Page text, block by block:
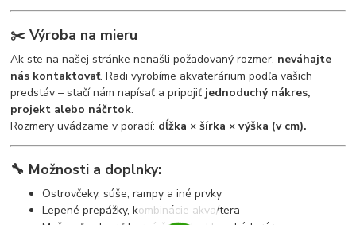
✂️Výroba na mieru
Ak ste na našej stránke nenašli požadovaný rozmer, neváhajte
nás kontaktovať. Radi vyrobíme akvaterárium podľa vašich
predstáv – stačí nám napísať a pripojiť jednoduchý nákres,
projekt alebo náčrtok.
Rozmery uvádzame v poradí: dĺžka × šírka × výška (v cm).
🔧 Možnosti a doplnky:
Ostrovčeky, súše, rampy a iné prvky
Lepené prepážky, kombinácie akva/tera